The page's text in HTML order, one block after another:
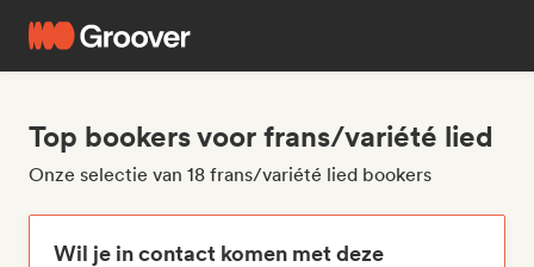
Top bookers voor frans/variété lied
Onze selectie van 18 frans/variété lied bookers
Wil je in contact komen met deze